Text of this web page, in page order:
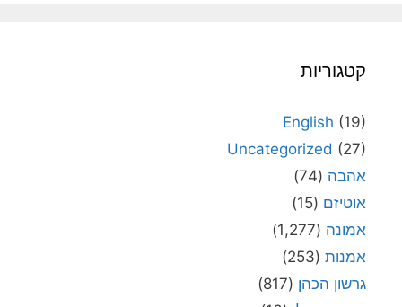
קטגוריות
English (19)
Uncategorized (27)
אהבה (74)
אוטיזם (15)
אמונה (1,277)
אמנות (253)
גרשון הכהן (817)